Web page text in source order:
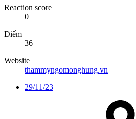
Reaction score
0
Điểm
36
Website
thammyngomonghung.vn
29/11/23